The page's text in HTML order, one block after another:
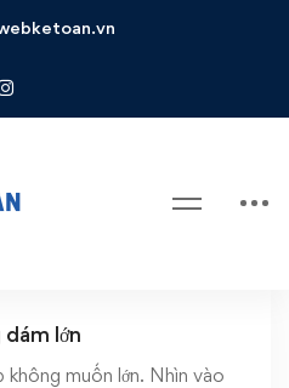
dám lớn
không dám lớn
lớn
không muốn lớn. Nhìn vào